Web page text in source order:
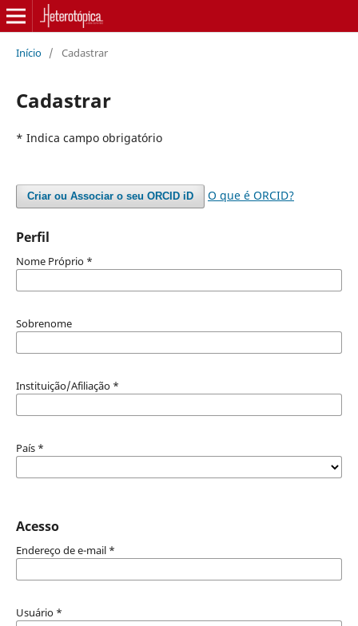
Início / Cadastrar
Cadastrar
* Indica campo obrigatório
Criar ou Associar o seu ORCID iD O que é ORCID?
Perfil
Nome Próprio *
Sobrenome
Instituição/Afiliação *
País *
Acesso
Endereço de e-mail *
Usuário *